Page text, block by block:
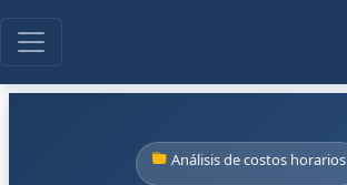
Análisis de costos horarios